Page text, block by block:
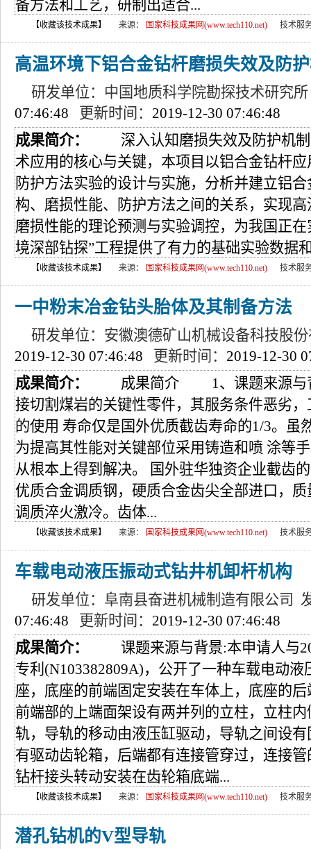
备方法和工艺，研制出适合...
【收藏该技术成果】 来源： 国家科技成果网(www.tech110.net) 技术服
高温环境下铝合金钻杆磨损失效及防
研发单位：中国地质科学院勘探技术研究
07:46:48
更新时间： 2019-12-30 07:46:48
成果简介：
深入认知磨损失效及防护机制
术应用的核心与关键，本项目以铝合金钻杆
防护方法实验的设计与实施，分析并建立铝
构、磨损性能、防护方法之间的关系，实现
磨损性能的理论预测与实验调控，为我国正
境深部钻探”工程提供了有力的基础实验数据
【收藏该技术成果】 来源： 国家科技成果网(www.tech110.net) 技术服
一中粉末冶金钻头胎体及其制备方法
研发单位：安徽澳德矿山机械设备科技股
2019-12-30 07:46:48
更新时间： 2019-12-30
成果简介：
成果简介 1、课题来源与背
接切割煤岩的关键性零件，其服务条件恶劣
的使用 寿命仅是国外优质截齿寿命的1/3。虽
为提高其性能对关键部位采用铸造和喷 涂等
从根本上得到解决。 国外驻华独资企业截齿
优质合金调质钢，硬质合金齿尖全部进口，
调质淬火激冷。齿体...
【收藏该技术成果】 来源： 国家科技成果网(www.tech110.net) 技术服
车载电动液压振动式钻井机卸杆机构
研发单位：阜南县奋进机械制造有限公司
07:46:48
更新时间： 2019-12-30 07:46:48
成果简介：
课题来源与背景:本申请人与
专利(N103382809A)，公开了一种车载电动
座，底座的前端固定安装在车体上，底座的
前端部的上端面架设有两并列的立柱，立柱
轨，导轨的移动由液压缸驱动，导轨之间设
有驱动齿轮箱，后端都有连接管穿过，连接
钻杆接头转动安装在齿轮箱底端...
【收藏该技术成果】 来源： 国家科技成果网(www.tech110.net) 技术服
潜孔钻机的V型导轨